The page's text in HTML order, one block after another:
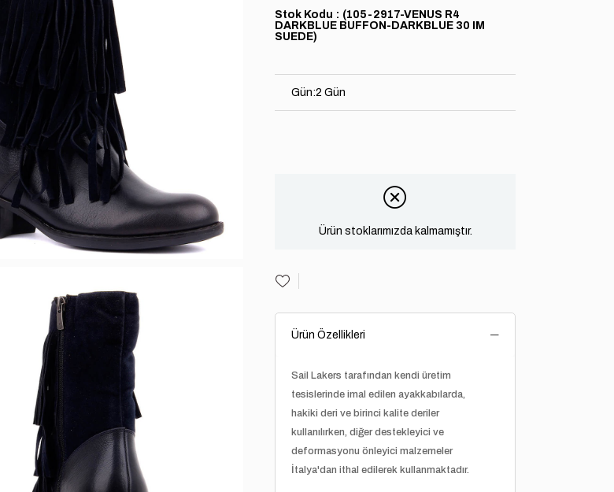
Stok Kodu
(105-2917-VENUS R4
DARKBLUE BUFFON-DARKBLUE 30 IM
SUEDE)
Gün:2 Gün
Ürün stoklarımızda kalmamıştır.
Ürün Özellikleri
Sail Lakers tarafından kendi üretim
tesislerinde imal edilen ayakkabılarda,
hakiki deri ve birinci kalite deriler
kullanılırken, diğer destekleyici ve
deformasyonu önleyici malzemeler
İtalya'dan ithal edilerek kullanmaktadır.